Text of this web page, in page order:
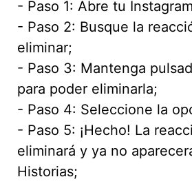
- Paso 1: Abre tu
- Paso 2: Busque la
eliminar;
- Paso 3: Mantenga
para poder eliminarla;
- Paso 4: Seleccione la
- Paso 5: ¡Hecho! La
eliminará y ya no
Historias;